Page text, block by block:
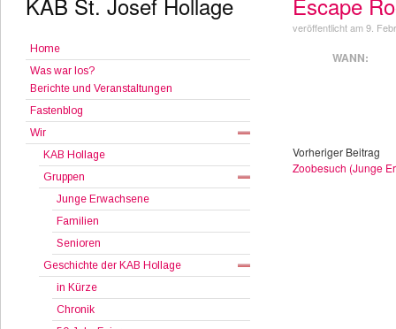
Home
Was war los?
Berichte und Veranstaltungen
Fastenblog
Wir
KAB Hollage
Gruppen
Junge Erwachsene
Familien
Senioren
Geschichte der KAB Hollage
in Kürze
Chronik
veröffentlicht am 9.
WANN:
Vorheriger Beitrag
Zoobesuch (Junge